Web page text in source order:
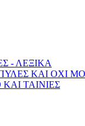
- ΛΕΞΙΚΑ
ΚΑΙ ΟΧΙ
ΤΑΙΝΙΕΣ